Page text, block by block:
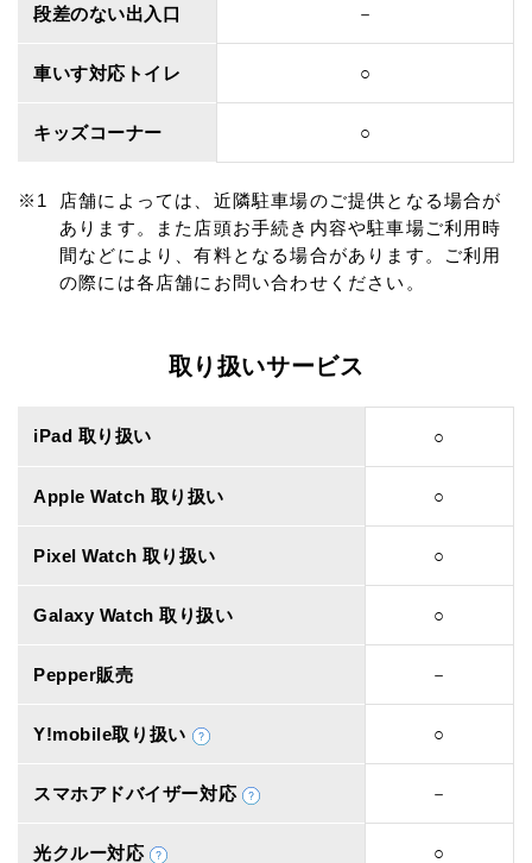
段差のない出入口 －
車いす対応トイレ ○
キッズコーナー ○
店舗によっては、近隣駐車場のご提供となる場合が
あります。また店頭お手続き内容や駐車場ご利用時
間などにより、有料となる場合があります。ご利用
の際には各店舗にお問い合わせください。
取り扱いサービス
iPad 取り扱い ○
Apple Watch 取り扱い ○
Pixel Watch 取り扱い ○
Galaxy Watch 取り扱い ○
Pepper販売 －
Y!mobile取り扱い ○
スマホアドバイザー対応 －
光クルー対応 ○